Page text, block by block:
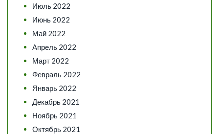
Июль 2022
Июнь 2022
Май 2022
Апрель 2022
Март 2022
Февраль 2022
Январь 2022
Декабрь 2021
Ноябрь 2021
Октябрь 2021